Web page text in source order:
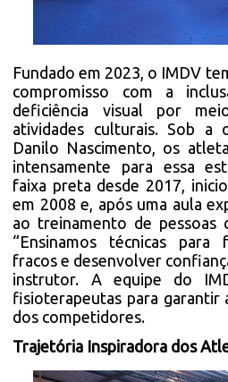
Fundado em 2023, o IMDV
compromisso com a
deficiência visual por
atividades culturais. Sob a
Danilo Nascimento, os
intensamente para essa
faixa preta desde 2017,
em 2008 e, após uma aula
ao treinamento de pessoas
“Ensinamos técnicas
fracos e desenvolver
instrutor. A equipe do
fisioterapeutas para garantir
dos competidores.
Trajetória Inspiradora dos